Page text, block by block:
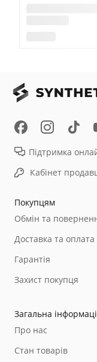
Покупцям
Обмін та
Доставка та оплата
Гарантія
Захист покупця
Загальна
Про нас
Стан товарів
Підтримка
Кабінет